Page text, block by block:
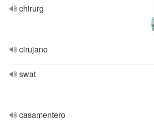
chirurg
cirujano
swat
casamentero